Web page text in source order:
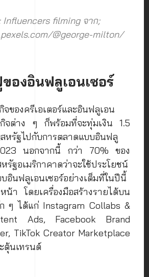
Influencers filming จาก;
@george-milton/
องอินฟลูเอนเซอร์
ของครีเอเตอร์และอินฟลูเอน
จต่าง ๆ ก็พร้อมที่จะทุ่มเงิน 1.5
หรัฐไปกับการตลาดแบบอินฟลู
นอกจากนี้ กว่า 70% ของ
รัฐอเมริกาคาดว่าจะใช้ประโยชน์
อินฟลูเอนเซอร์อย่างเต็มที่ในปีนี้
น้า โดยเครื่องมือสร้างรายได้บน
ๆ ได้แก่ Instagram Collabs &
Ads, Facebook Brand
TikTok Creator Marketplace
ตุ้นเทรนด์